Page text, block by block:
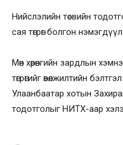
Нийслэлийн төсвийн
сая төгрөг болгон
Мөн хөрөнгийн зардлын
төгрөгийг өвөлжилтийн
Улаанбаатар хотын
тодотголыг НИТХ-аар